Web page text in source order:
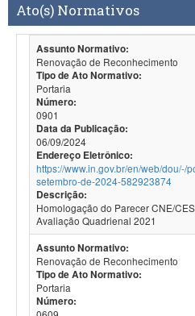
Ato(s) Normativos
Assunto Normativo:
Renovação de Reconhecimento
Tipo de Ato Normativo:
Portaria
Número:
0901
Data da Publicação:
06/09/2024
Endereço Eletrônico:
https://www.in.gov.br/en/web/dou/-/
setembro-de-2024-582923874
Descrição:
Homologação do Parecer CNE/CES nº 422/2024 - Recursos da
Avaliação Quadrienal 2021
Assunto Normativo:
Renovação de Reconhecimento
Tipo de Ato Normativo:
Portaria
Número: